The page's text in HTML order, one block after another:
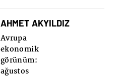
AHMET AKYILDIZ
Avrupa
ekonomik
görünüm:
ağustos